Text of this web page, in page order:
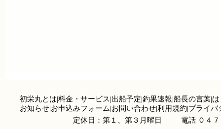
初栄丸とは|料金・サービス|出船予定|釣果速報|船長の言葉|
お知らせ|お申込みフォーム|お問い合わせ|利用規約|プライバ
定休日：第１、第３月曜日
電話 ０４